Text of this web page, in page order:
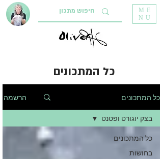
ME
NU
כל המתכונים
כל המתכונים הרשמה
כל המתכונים
בחושות
בצק יוגורט ופטנט